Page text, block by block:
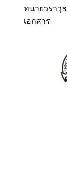
ทนายวราวุธ
เอกสาร